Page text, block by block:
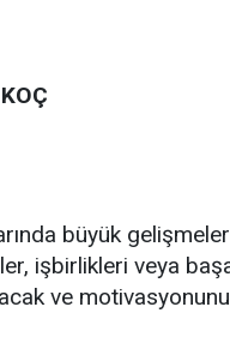
büyük
işbirlikleri veya
ve